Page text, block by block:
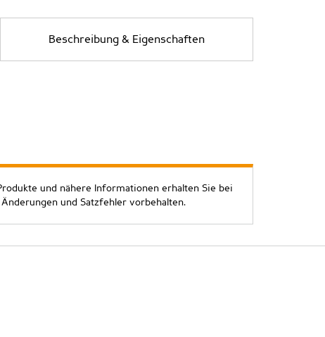
Beschreibung & Eigenschaften
und nähere Informationen erhalten Sie bei
und Satzfehler vorbehalten.